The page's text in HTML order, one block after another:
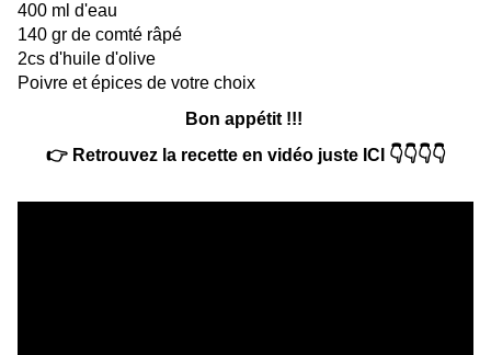
400 ml d'eau
140 gr de comté râpé
2cs d'huile d'olive
Poivre et épices de votre choix
Bon appétit !!!
👉 Retrouvez la recette en vidéo juste ICI 👇👇👇👇